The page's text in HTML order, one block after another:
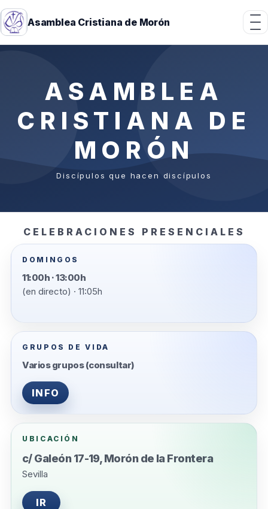
Asamblea Cristiana de Morón
ASAMBLEA
CRISTIANA DE
MORÓN
Discípulos que hacen discípulos
CELEBRACIONES PRESENCIALES
DOMINGOS
11:00h · 13:00h
(en directo) · 11:05h
GRUPOS DE VIDA
Varios grupos (consultar)
INFO
UBICACIÓN
c/ Galeón 17-19, Morón de la Frontera
Sevilla
IR